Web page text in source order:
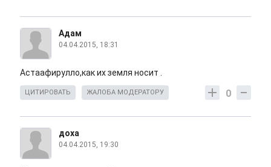
Адам
04.04.2015, 18:31
Астаафирулло,как их земля носит .
0
ЦИТИРОВАТЬ ЖАЛОБА МОДЕРАТОРУ
доха
04.04.2015, 19:30